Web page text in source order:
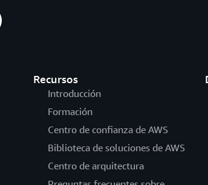
Recursos
Introducción
Formación
Centro de confianza de AWS
Biblioteca de soluciones de AWS
Centro de arquitectura